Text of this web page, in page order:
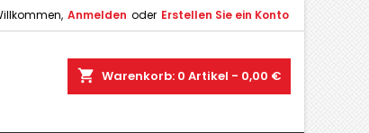
Anmelden oder Erstellen Sie ein Konto
shopping_cart Warenkorb: 0 Artikel - 0,00 €